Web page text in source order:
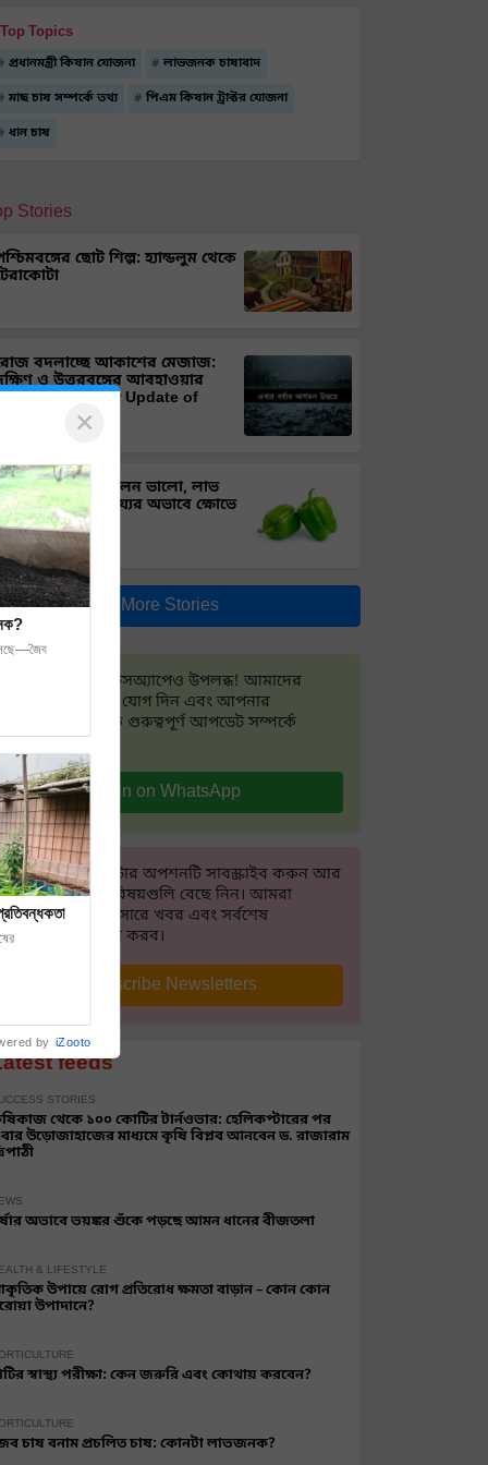
Topics
প্রধানমন্ত্রী কিষান যোজনা লাভজনক চাষাবাদ
মাছ চাষ সম্পর্কে তথ্য পিএম কিষান ট্রাক্টর যোজনা
ধান চাষ
Stories
ছোট শিল্প: হ্যান্ডলুম থেকে
বদলাচ্ছে আকাশের মেজাজ:
ও উত্তরবঙ্গের আবহাওয়ার
আপডেট (Weather Update of
চাষে ফলন ভালো, লাভ
সরকারি সাহায্যের অভাবে ক্ষোভে
More Stories
আমরা এখন হোয়াটসঅ্যাপেও উপলব্ধ! আমাদের
হোয়াটসঅ্যাপ গ্রুপে যোগ দিন এবং আপনার
প্রয়োজনীয় সর্বাধিক গুরুত্বপূর্ণ আপডেট সম্পর্কে
Join on WhatsApp
নিউজলেটার অপশনটি সাবস্ক্রাইব করুন আর
আগ্রহের বিষয়গুলি বেছে নিন। আমরা
পছন্দ অনুসারে খবর এবং সর্বশেষ
প্রেরণ করব।
Subscribe Newsletters
feeds
STORIES
থেকে ১০০ কোটির টার্নওভার: হেলিকপ্টারের পর
উড়োজাহাজের মাধ্যমে কৃষি বিপ্লব আনবেন ড. রাজারাম
অভাবে ভয়ঙ্কর শুঁকে পড়ছে আমন ধানের বীজতলা
& LIFESTYLE
উপায়ে রোগ প্রতিরোধ ক্ষমতা বাড়ান – কোন কোন
উপাদানে?
স্বাস্থ্য পরীক্ষা: কেন জরুরি এবং কোথায় করবেন?
চাষ বনাম প্রচলিত চাষ: কোনটা লাভজনক?
×
by iZooto